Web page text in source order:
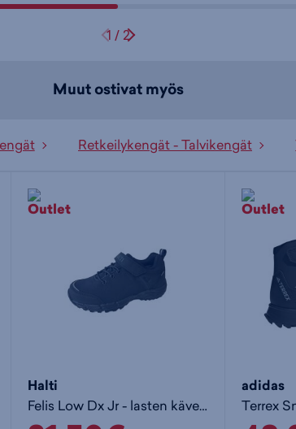
1 / 2
Muut ostivat myös
Retkeilykengät - Talvikengät
Halti
Felis Low Dx Jr - lasten kävelykengät
adidas